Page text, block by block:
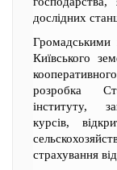
дослідних
Громадськими
Київського
розробка
інституту,
курсів,
страхування